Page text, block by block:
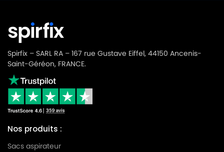
SHOP VAC
SHOP VAC
SHOP VAC
SHOP VAC GUSTY 30
SHOP VAC
SHOP VAC
SHOP VAC HOBBY 22
SHOP VAC
Spirfix – SARL RA – 167 rue Gustave Eiffel, 44150 Ancenis-
Saint-Géréon, FRANCE.
Nos produits :
Sacs aspirateur